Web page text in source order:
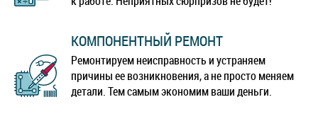
КОМПОНЕНТНЫЙ РЕМОНТ
Ремонтируем неисправность и устраняем
причины ее возникновения, а не просто меняем
детали. Тем самым экономим ваши деньги.